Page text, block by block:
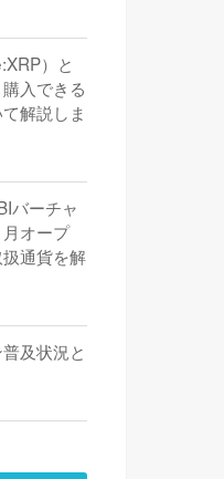
）と
入できる
解説しま
バーチャ
オープ
通貨を解
及状況と